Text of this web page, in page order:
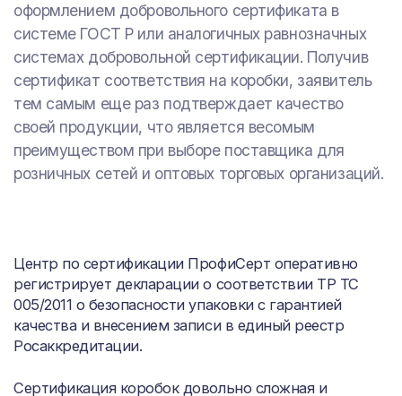
оформлением добровольного сертификата в
системе ГОСТ Р или аналогичных равнозначных
системах добровольной сертификации. Получив
сертификат соответствия на коробки, заявитель
тем самым еще раз подтверждает качество
своей продукции, что является весомым
преимуществом при выборе поставщика для
розничных сетей и оптовых торговых организаций.
Центр по сертификации ПрофиСерт оперативно
регистрирует декларации о соответствии ТР ТС
005/2011 о безопасности упаковки с гарантией
качества и внесением записи в единый реестр
Росаккредитации.
Сертификация коробок довольно сложная и